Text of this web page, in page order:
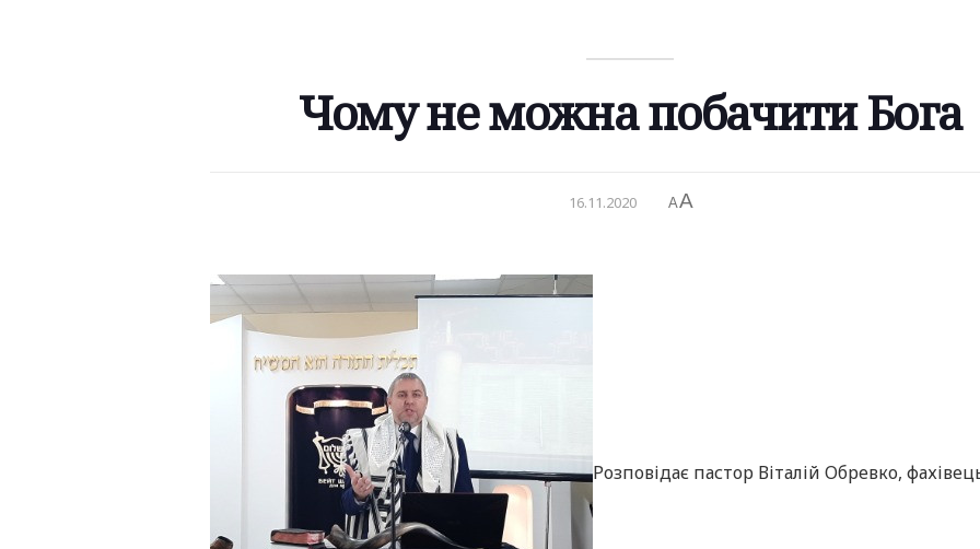
Чому не можна побачити Бога
16.11.2020 AA
Розповідає пастор Віталій Обревко,